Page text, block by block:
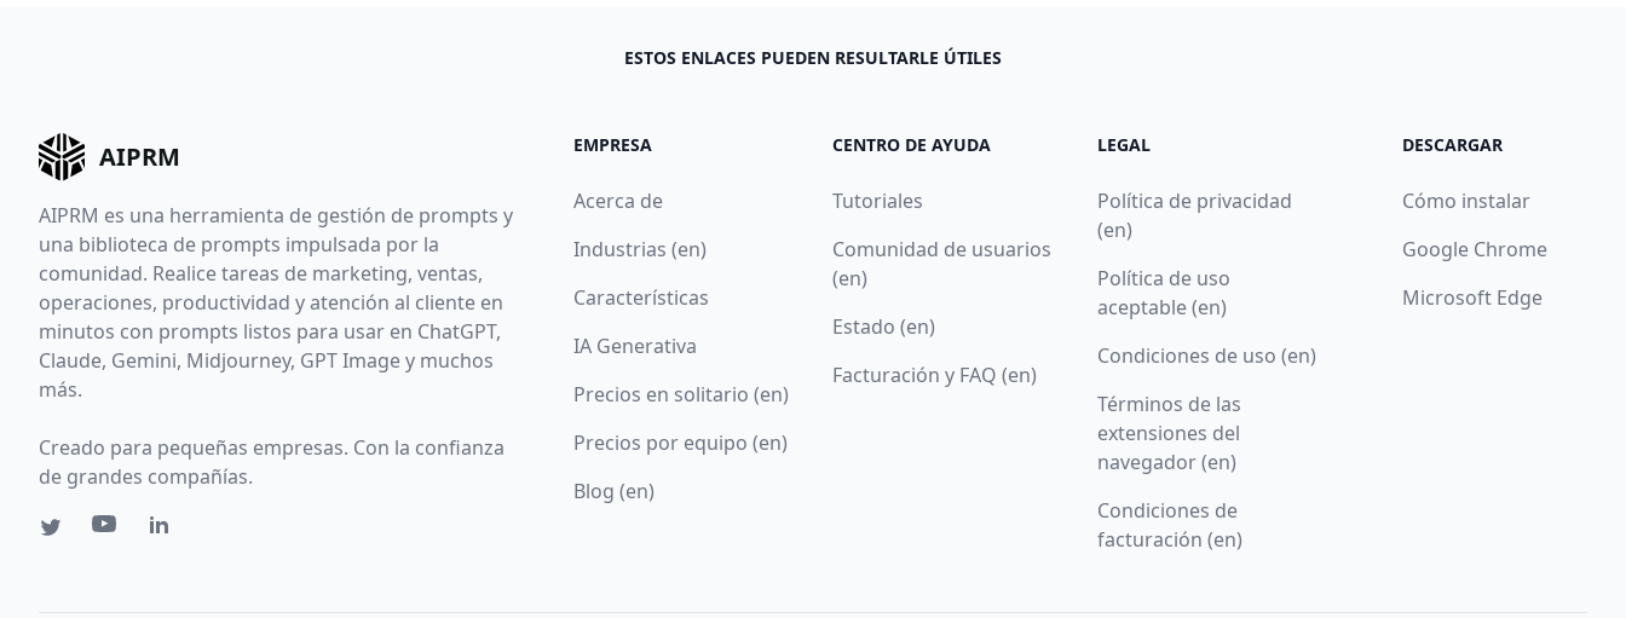
ESTOS ENLACES PUEDEN RESULTARLE ÚTILES
AIPRM
AIPRM es una herramienta de gestión de prompts y
una biblioteca de prompts impulsada por la
comunidad. Realice tareas de marketing, ventas,
operaciones, productividad y atención al cliente en
minutos con prompts listos para usar en ChatGPT,
Claude, Gemini, Midjourney, GPT Image y muchos
más.
Creado para pequeñas empresas. Con la confianza
de grandes compañías.
EMPRESA
Acerca de
Industrias (en)
Características
IA Generativa
Precios en solitario (en)
Precios por equipo (en)
Blog (en)
CENTRO DE AYUDA
Tutoriales
Comunidad de usuarios
(en)
Estado (en)
Facturación y FAQ (en)
LEGAL
Política de privacidad
(en)
Política de uso
aceptable (en)
Condiciones de uso (en)
Términos de las
extensiones del
navegador (en)
Condiciones de
facturación (en)
DESCARGAR
Cómo instalar
Google Chrome
Microsoft Edge